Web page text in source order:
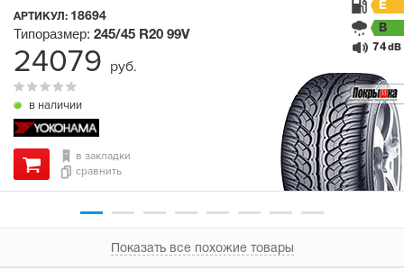
АРТИКУЛ: 18694
в наличии
Типоразмер: 245/45 R20 99V
E
B
74dB
в закладки
сравнить
24079 руб.
Показать все похожие товары